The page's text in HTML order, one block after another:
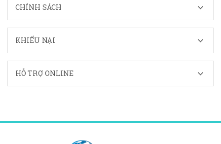
CHÍNH SÁCH
KHIẾU NẠI
HỖ TRỢ ONLINE